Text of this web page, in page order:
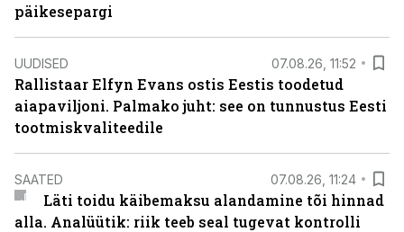
päikesepargi
UUDISED 07.08.26, 11:52
Rallistaar Elfyn Evans ostis Eestis toodetud
aiapaviljoni. Palmako juht: see on tunnustus Eesti
tootmiskvaliteedile
SAATED 07.08.26, 11:24
Läti toidu käibemaksu alandamine tõi hinnad
alla. Analüütik: riik teeb seal tugevat kontrolli